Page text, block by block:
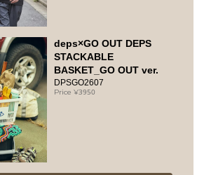
deps×GO OUT DEPS
STACKABLE
BASKET_GO OUT ver.
DPSGO2607
3950